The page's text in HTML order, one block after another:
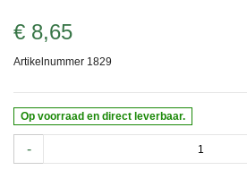
€ 8,65
Artikelnummer 1829
Op voorraad en direct leverbaar.
-